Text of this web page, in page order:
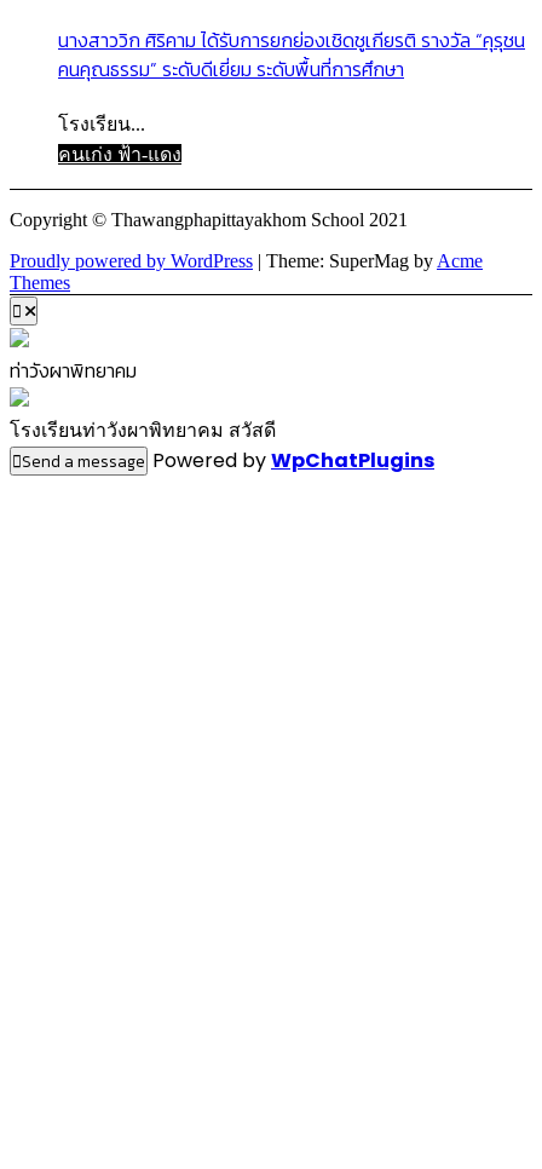
นางสาววิก ศิริคาม ได้รับการยกย่องเชิดชูเกียรติ รางวัล “คุรุชน
คนคุณธรรม” ระดับดีเยี่ยม ระดับพื้นที่การศึกษา
โรงเรียน...
คนเก่ง ฟ้า-แดง
Copyright © Thawangphapittayakhom School 2021
Proudly powered by WordPress | Theme: SuperMag by Acme
Themes
ท่าวังผาพิทยาคม
โรงเรียนท่าวังผาพิทยาคม สวัสดี
Send a message Powered byWpChatPlugins